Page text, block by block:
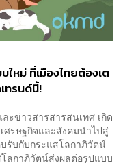
ใหม่ ที่เมืองไทยต้องเต
ทรนด์นี้!
ะข่าวสารสารสนเทศ เกิด
ศรษฐกิจและสังคมนำไปสู่
รับกับกระแสโลกาภิวัตน์
ลกาภิวัตน์ส่งผลต่อรูปแบบ